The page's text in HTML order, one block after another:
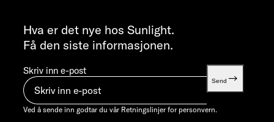
info@sunlight.de
Hva er det nye hos Sunlight.
Få den siste informasjonen.
Skriv inn e-post
Send
Ved å sende inn godtar du vår Retningslinjer for personvern.